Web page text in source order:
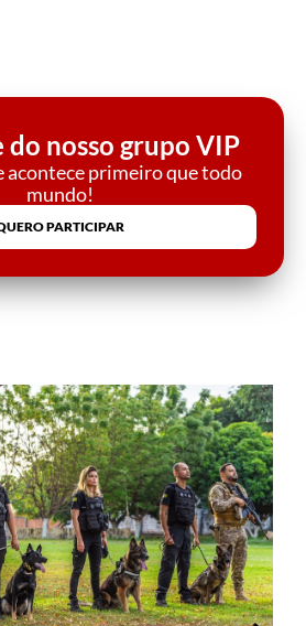
do nosso grupo VIP
acontece primeiro que todo
mundo!
PARTICIPAR